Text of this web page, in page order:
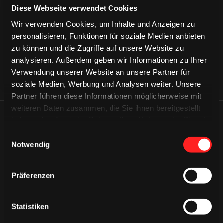
Diese Webseite verwendet Cookies
Wir verwenden Cookies, um Inhalte und Anzeigen zu
personalisieren, Funktionen für soziale Medien anbieten
zu können und die Zugriffe auf unsere Website zu
analysieren. Außerdem geben wir Informationen zu Ihrer
Verwendung unserer Website an unsere Partner für
soziale Medien, Werbung und Analysen weiter. Unsere
Partner führen diese Informationen möglicherweise mit
weiteren Daten zusammen, die Sie ihnen bereitgestellt
Notwendig
Präferenzen
Statistiken
CAPS & CO
CAPS & CO
CAPS & CO